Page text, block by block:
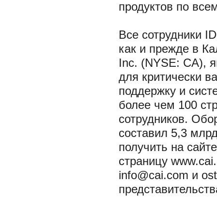
продуктов по
Все сотрудники
как и прежде в
Inc. (NYSE: CA),
для критически
поддержку и
более чем 100
сотрудников.
составил 5,3
получить на
страницу
info@cai.com и